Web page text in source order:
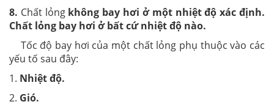
8. Chất lỏng không bay hơi ở một nhiệt độ xác định.
Chất lỏng bay hơi ở bất cứ nhiệt độ nào.
Tốc độ bay hơi của một chất lỏng phụ thuộc vào các
yếu tố sau đây:
1. Nhiệt độ.
2. Gió.